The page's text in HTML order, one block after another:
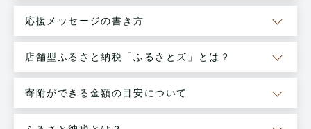
応援メッセージの書き方
店舗型ふるさと納税「ふるさとズ」とは？
寄附ができる金額の目安について